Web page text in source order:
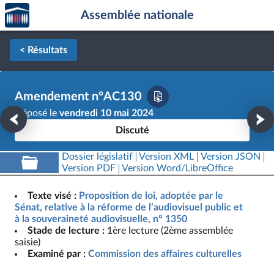
Aller au contenu
Aller en bas de la page
Accèder
à la
page
d'accueil
Assemblée nationale
< Résultats
Amendement n°AC130
Déposé le vendredi 10 mai 2024
Discuté
Dossier législatif Version XML
Version JSON
Version PDF
Version Word/LibreOffice
Texte visé : Proposition de loi, adoptée par le
Sénat, relative à la réforme de l’audiovisuel public et
à la souveraineté audiovisuelle, n° 1350
Stade de lecture : 1ère lecture (2ème assemblée
saisie)
Examiné par : Commission des affaires culturelles